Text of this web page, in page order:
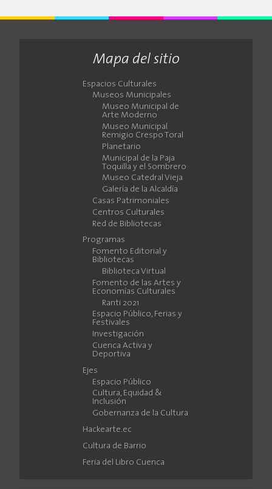
Mapa del sitio
Espacios Culturales
Museos Municipales
Museo Municipal de
Arte Moderno
Museo Municipal
Remigio Crespo Toral
Planetario
Municipal de la Paja
Toquilla y el Sombrero
Museo Catedral Vieja
Galería de la Alcaldía
Casas Patrimoniales
Centros Culturales
Red de Bibliotecas
Programas
Fomento Editorial y
Bibliotecas
Biblioteca Virtual
Fomento de las Artes y
Economías Culturales
Ranti 2021
Espacio Público, Ferias y
Festivales
Investigación
Cuenca Activa y
Deportiva
Ejes
Espacio Público
Cultura, Equidad &
Inclusión
Gobernanza de la Cultura
Hackearte.ec
Cultura de Barrio
Feria del Libro Cuenca